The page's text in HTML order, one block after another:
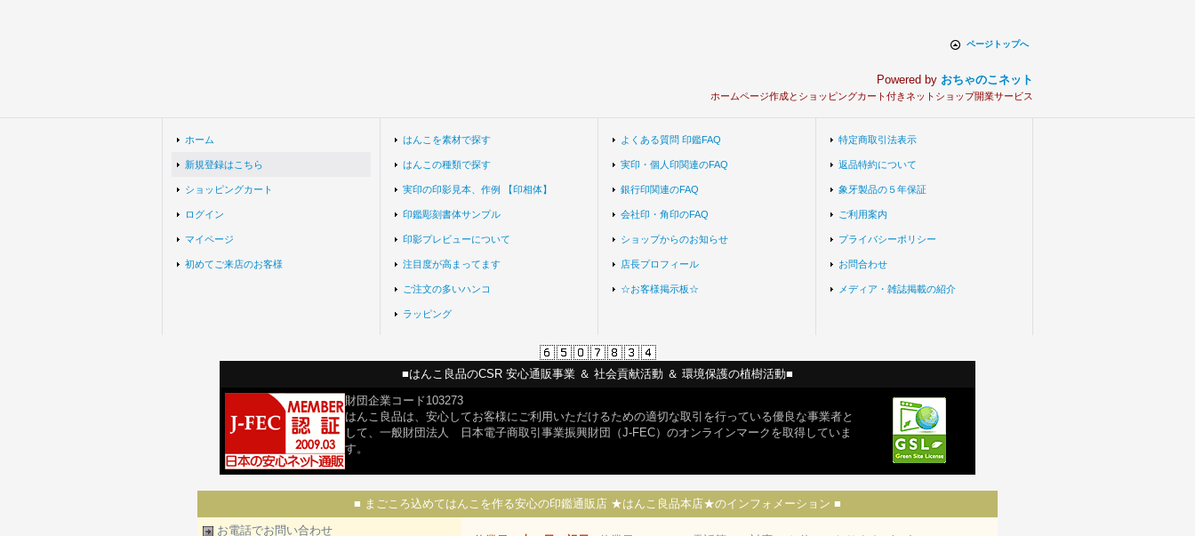
ページトップへ
Powered by おちゃのこネット
ホームページ作成とショッピングカート付きネットショップ開業サービス
ホーム
新規登録はこちら
ショッピングカート
ログイン
マイページ
初めてご来店のお客様
はんこを素材で探す
はんこの種類で探す
実印の印影見本、作例 【印相体】
印鑑彫刻書体サンプル
印影プレビューについて
注目度が高まってます
ご注文の多いハンコ
ラッピング
よくある質問 印鑑FAQ
実印・個人印関連のFAQ
銀行印関連のFAQ
会社印・角印のFAQ
ショップからのお知らせ
店長プロフィール
☆お客様掲示板☆
特定商取引法表示
返品特約について
象牙製品の５年保証
ご利用案内
プライバシーポリシー
お問合わせ
メディア・雑誌掲載の紹介
■はんこ良品のCSR 安心通販事業 ＆ 社会貢献活動 ＆ 環境保護の植樹活動■
財団企業コード103273
はんこ良品は、安心してお客様にご利用いただけるための適切な取引を行っている優良な事業者と
して、一般財団法人 日本電子商取引事業振興財団（J-FEC）のオンラインマークを取得していま
す。
■ まごころ込めてはんこを作る安心の印鑑通販店 ★はんこ良品本店★のインフォメーション ■
お電話でお問い合わせ